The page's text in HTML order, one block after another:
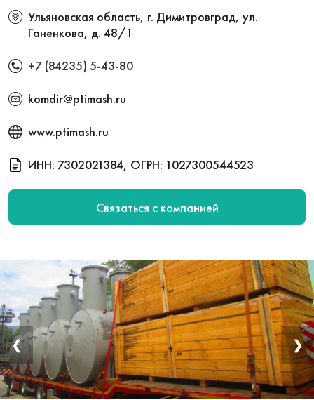
Ульяновская область, г. Димитровград, ул.
Ганенкова, д. 48/1
+7 (84235) 5-43-80
komdir@ptimash.ru
www.ptimash.ru
ИНН: 7302021384, ОГРН: 1027300544523
Связаться с компанией
❮ ❯